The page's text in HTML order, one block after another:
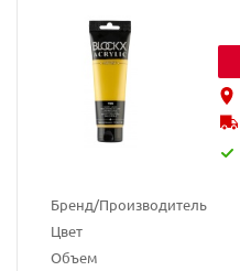
Бренд/Производитель
Цвет
Объем